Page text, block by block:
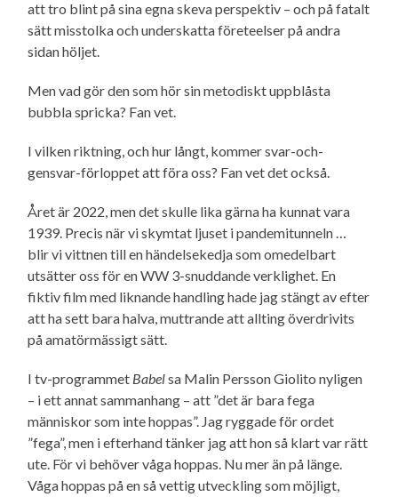
att tro blint på sina egna skeva perspektiv – och på fatalt
sätt misstolka och underskatta företeelser på andra
sidan höljet.
Men vad gör den som hör sin metodiskt uppblåsta
bubbla spricka? Fan vet.
I vilken riktning, och hur långt, kommer svar-och-
gensvar-förloppet att föra oss? Fan vet det också.
Året är 2022, men det skulle lika gärna ha kunnat vara
1939. Precis när vi skymtat ljuset i pandemi­tunneln …
blir vi vittnen till en händelsekedja som omedelbart
utsätter oss för en WW 3-snuddande verklighet. En
fiktiv film med liknande handling hade jag stängt av efter
att ha sett bara halva, muttrande att allting överdrivits
på amatörmässigt sätt.
I tv-programmet Babelsa Malin Persson Giolito nyligen
– i ett annat sammanhang – att ”det är bara fega
människor som inte hoppas”. Jag ryggade för ordet
”fega”, men i efterhand tänker jag att hon så klart var rätt
ute. För vi behöver våga hoppas. Nu mer än på länge.
Våga hoppas på en så vettig utveckling som möjligt,